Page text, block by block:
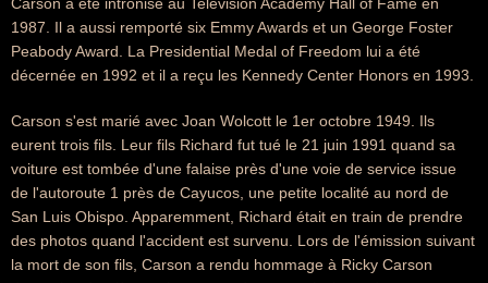
1987. Il a aussi remporté six Emmy Awards et un George Foster
Peabody Award. La Presidential Medal of Freedom lui a été
décernée en 1992 et il a reçu les Kennedy Center Honors en 1993.
Carson s'est marié avec Joan Wolcott le 1er octobre 1949. Ils
eurent trois fils. Leur fils Richard fut tué le 21 juin 1991 quand sa
voiture est tombée d'une falaise près d'une voie de service issue
de l'autoroute 1 près de Cayucos, une petite localité au nord de
San Luis Obispo. Apparemment, Richard était en train de prendre
des photos quand l'accident est survenu. Lors de l'émission suivant
la mort de son fils, Carson a rendu hommage à Ricky Carson